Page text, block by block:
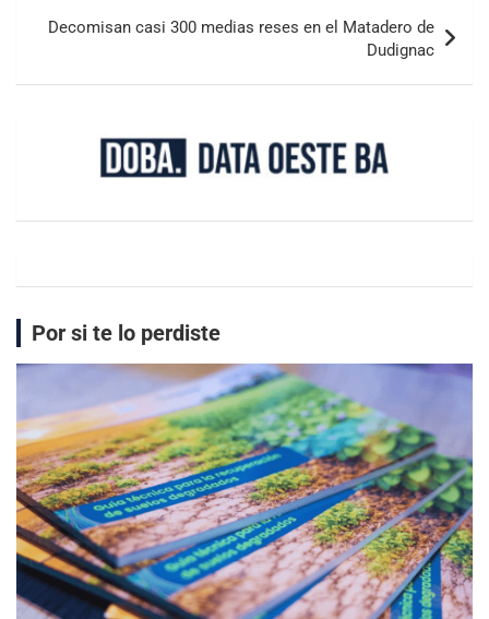
Decomisan casi 300 medias reses en el Matadero de
Dudignac
Por si te lo perdiste